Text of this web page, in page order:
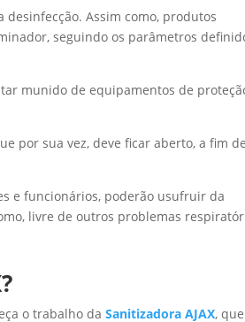
Assim como, produtos
seguindo os parâmetros
munido de equipamentos de
por sua vez, deve ficar aberto, a fim de
e funcionários, poderão usufruir da
livre de outros problemas
o trabalho daSanitizadora AJAX, que